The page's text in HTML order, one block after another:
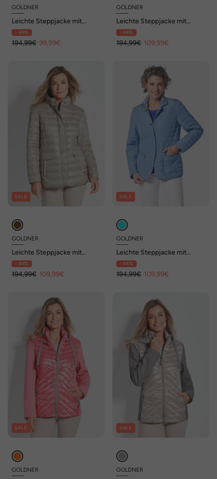
GOLDNER
Leichte Steppjacke mit
Kapuze, 71cm
- 49%
194,99€ 99,99€
GOLDNER
Leichte Steppjacke mit
Wendefunktion
- 44%
194,99€ 109,99€
SALE
GOLDNER
Leichte Steppjacke mit
Kapuze, 71cm
- 44%
194,99€ 109,99€
SALE
GOLDNER
Leichte Steppjacke mit
Wendefunktion
- 44%
194,99€ 109,99€
SALE
GOLDNER
SALE
GOLDNER